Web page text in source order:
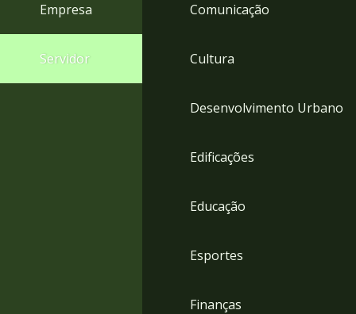
Empresa
Servidor
Comunicação
Cultura
Desenvolvimento Urbano
Edificações
Educação
Esportes
Finanças